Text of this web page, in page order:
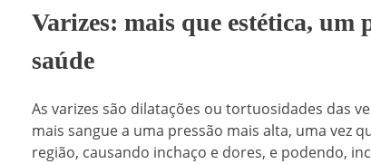
Varizes: mais que estética, um
saúde
As varizes são dilatações ou tortuosidades das
mais sangue a uma pressão mais alta, uma vez
região, causando inchaço e dores, e podendo,